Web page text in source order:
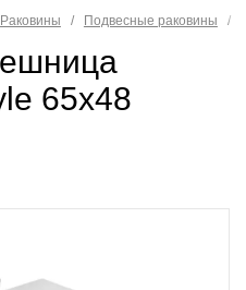
Раковины Подвесные раковины
65x48